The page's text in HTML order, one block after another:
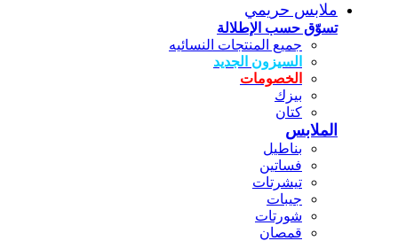
ملابس حريمي
تسوّق حسب الإطلالة
جميع المنتجات النسائيه
السيزون الجديد
الخصومات
بيزك
كتان
الملابس
بناطيل
فساتين
تيشرتات
جيبات
شورتات
قمصان